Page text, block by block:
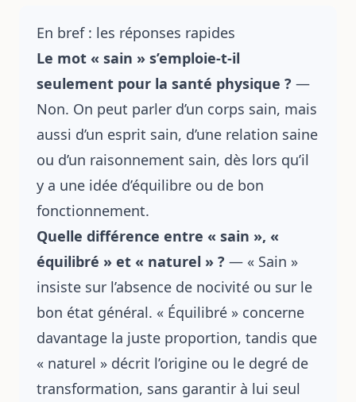
En bref : les réponses rapides
Le mot « sain » s’emploie-t-il
seulement pour la santé physique ? —
Non. On peut parler d’un corps sain, mais
aussi d’un esprit sain, d’une relation saine
ou d’un raisonnement sain, dès lors qu’il
y a une idée d’équilibre ou de bon
fonctionnement.
Quelle différence entre « sain », «
équilibré » et « naturel » ? — « Sain »
insiste sur l’absence de nocivité ou sur le
bon état général. « Équilibré » concerne
davantage la juste proportion, tandis que
« naturel » décrit l’origine ou le degré de
transformation, sans garantir à lui seul